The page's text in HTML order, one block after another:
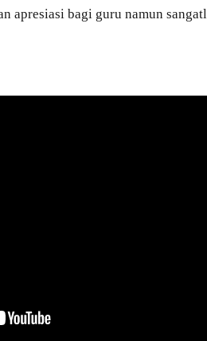
apresiasi bagi guru namun